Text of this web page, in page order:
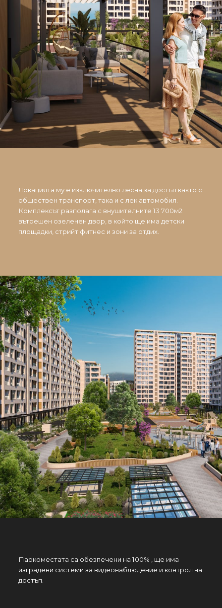
Локацията му е изключително лесна за достъп както с
обществен транспорт, така и с лек автомобил.
Комплексът разполага с внушителните 13 700м2
вътрешен озеленен двор, в който ще има детски
площадки, стрийт фитнес и зони за отдих.
Паркоместата са обезпечени на 100% , ще има
изградени системи за видеонаблюдение и контрол на
достъп.